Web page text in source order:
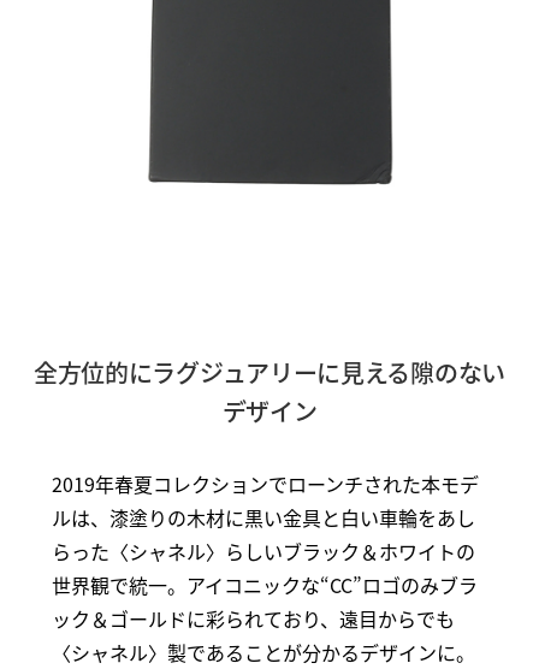
全方位的にラグジュアリーに見える隙のない
デザイン
2019年春夏コレクションでローンチされた本モデ
ルは、漆塗りの木材に黒い金具と白い車輪をあし
らった〈シャネル〉らしいブラック＆ホワイトの
世界観で統一。アイコニックな“CC”ロゴのみブラ
ック＆ゴールドに彩られており、遠目からでも
〈シャネル〉製であることが分かるデザインに。